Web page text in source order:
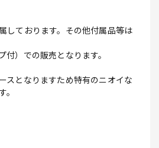
しております。その他付属品等は
付）での販売となります。
スとなりますため特有のニオイな